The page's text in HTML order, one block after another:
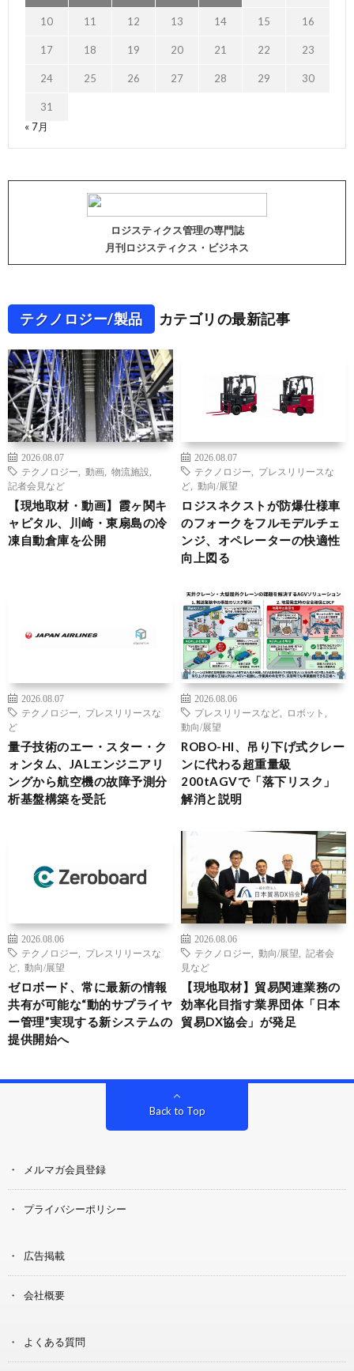
10 11 12 13 14 15 16
17 18 19 20 21 22 23
24 25 26 27 28 29 30
31
« 7月
ロジスティクス管理の専門誌
月刊ロジスティクス・ビジネス
テクノロジー/製品 カテゴリの最新記事
2026.08.07
テクノロジー
動画 物流施設
記者会見など
【現地取材・動画】霞ヶ関キ
ャピタル、川崎・東扇島の冷
凍自動倉庫を公開
2026.08.07
テクノロジー
プレスリリースな
ど
動向/展望
ロジスネクストが防爆仕様車
のフォークをフルモデルチェ
ンジ、オペレーターの快適性
向上図る
2026.08.07
テクノロジー
プレスリリースな
ど
量子技術のエー・スター・ク
ォンタム、JALエンジニアリ
ングから航空機の故障予測分
析基盤構築を受託
2026.08.06
プレスリリースなど
ロボット
動向/展望
ROBO-HI、吊り下げ式クレー
ンに代わる超重量級
200tAGVで「落下リスク」
解消と説明
2026.08.06
テクノロジー
プレスリリースな
ど
動向/展望
ゼロボード、常に最新の情報
共有が可能な“動的サプライヤ
ー管理”実現する新システムの
提供開始へ
2026.08.06
テクノロジー
動向/展望
記者会
見など
【現地取材】貿易関連業務の
効率化目指す業界団体「日本
貿易DX協会」が発足
Back to Top
メルマガ会員登録
プライバシーポリシー
広告掲載
会社概要
よくある質問